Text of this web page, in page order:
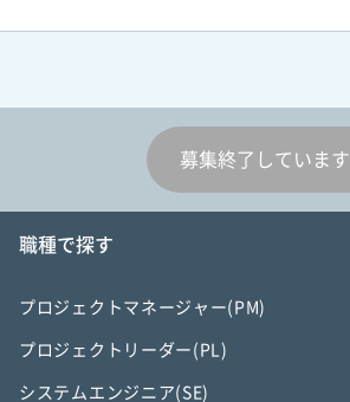
募集終了しています
職種で探す
プロジェクトマネージャー(PM)
プロジェクトリーダー(PL)
システムエンジニア(SE)